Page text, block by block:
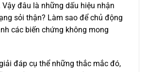
Vậy đâu là những dấu hiệu nhận
sỏi thận? Làm sao để chủ động
các biến chứng không mong
đáp cụ thể những thắc mắc đó,